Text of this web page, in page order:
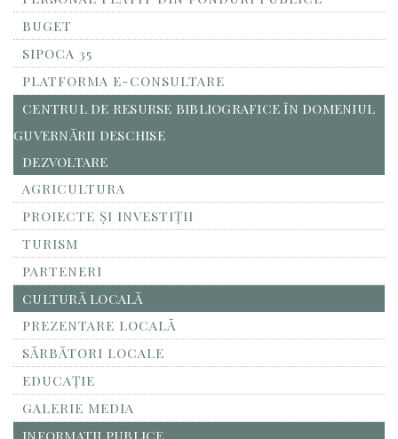
BUGET
SIPOCA 35
PLATFORMA E-CONSULTARE
CENTRUL DE RESURSE BIBLIOGRAFICE ÎN DOMENIUL
GUVERNĂRII DESCHISE
DEZVOLTARE
AGRICULTURA
PROIECTE ȘI INVESTIȚII
TURISM
PARTENERI
CULTURĂ LOCALĂ
PREZENTARE LOCALĂ
SĂRBĂTORI LOCALE
EDUCAȚIE
GALERIE MEDIA
INFORMATII PUBLICE